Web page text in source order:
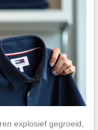
explosief gegroeid,